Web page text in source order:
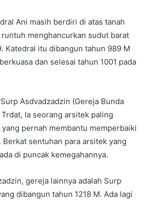
Ani masih berdiri di atas tanah
menghancurkan sudut barat
Katedral itu dibangun tahun 989 M
dan selesai tahun 1001 pada
Asdvadzadzin (Gereja Bunda
Ia seorang arsitek paling
pernah membantu memperbaiki
Berkat sentuhan para arsitek yang
di puncak kemegahannya.
gereja lainnya adalah Surp
dibangun tahun 1218 M. Ada lagi